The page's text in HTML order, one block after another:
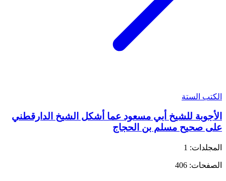
الكتب الستة
الأجوبة للشيخ أبي مسعود عما أشكل الشيخ الدارقطني
على صحيح مسلم بن الحجاج
المجلدات: 1
الصفحات: 406